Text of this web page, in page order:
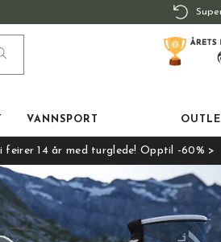
VANNSPORT
feirer 14 år med turglede! Opptil -60% >